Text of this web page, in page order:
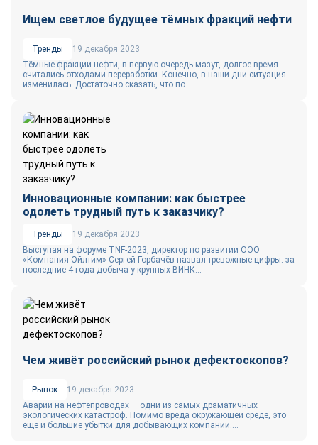
Ищем светлое будущее тёмных фракций нефти
Тренды
19 декабря 2023
Тёмные фракции нефти, в первую очередь мазут, долгое время
считались отходами переработки. Конечно, в наши дни ситуация
изменилась. Достаточно сказать, что по...
Инновационные компании: как быстрее
одолеть трудный путь к заказчику?
Тренды
19 декабря 2023
Выступая на форуме TNF-2023, директор по развитии ООО
«Компания Ойлтим» Сергей Горбачёв назвал тревожные цифры: за
последние 4 года добыча у крупных ВИНК...
Чем живёт российский рынок дефектоскопов?
Рынок
19 декабря 2023
Аварии на нефтепроводах — одни из самых драматичных
экологических катастроф. Помимо вреда окружающей среде, это
ещё и большие убытки для добывающих компаний....